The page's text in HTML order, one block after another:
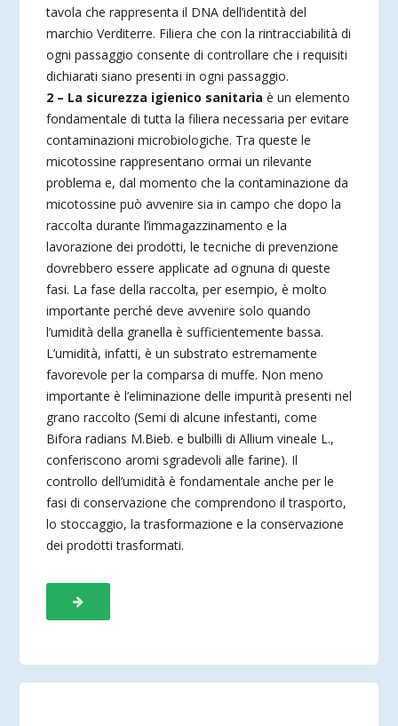
tavola che rappresenta il DNA dell’identità del
marchio Verditerre. Filiera che con la rintracciabilità di
ogni passaggio consente di controllare che i requisiti
dichiarati siano presenti in ogni passaggio.
2 – La sicurezza igienico sanitaria è un elemento
fondamentale di tutta la filiera necessaria per evitare
contaminazioni microbiologiche. Tra queste le
micotossine rappresentano ormai un rilevante
problema e, dal momento che la contaminazione da
micotossine può avvenire sia in campo che dopo la
raccolta durante l’immagazzinamento e la
lavorazione dei prodotti, le tecniche di prevenzione
dovrebbero essere applicate ad ognuna di queste
fasi. La fase della raccolta, per esempio, è molto
importante perché deve avvenire solo quando
l’umidità della granella è sufficientemente bassa.
L’umidità, infatti, è un substrato estremamente
favorevole per la comparsa di muffe. Non meno
importante è l’eliminazione delle impurità presenti nel
grano raccolto (Semi di alcune infestanti, come
Bifora radians M.Bieb. e bulbilli di Allium vineale L.,
conferiscono aromi sgradevoli alle farine). Il
controllo dell’umidità è fondamentale anche per le
fasi di conservazione che comprendono il trasporto,
lo stoccaggio, la trasformazione e la conservazione
dei prodotti trasformati.